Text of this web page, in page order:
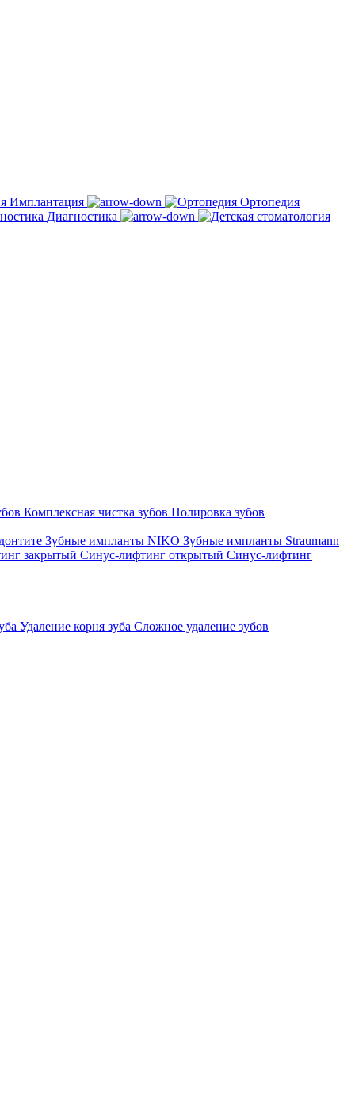
Имплантация
Ортопедия
Диагностика
Комплексная чистка зубов Полировка зубов
Зубные импланты NIKO Зубные импланты Straumann
закрытый Синус-лифтинг открытый Синус-лифтинг
Удаление корня зуба Сложное удаление зубов